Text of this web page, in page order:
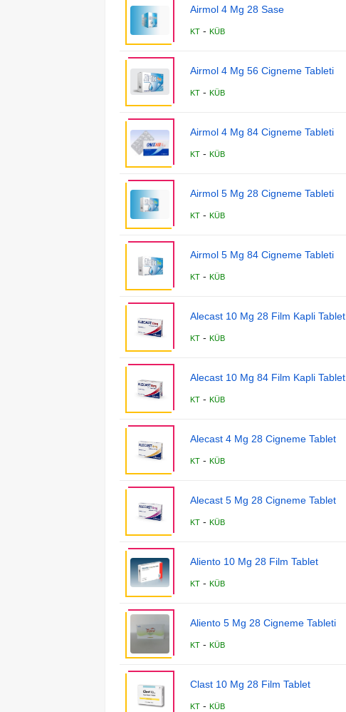
Airmol 4 Mg 28 Sase
KT - KÜB
Airmol 4 Mg 56 Cigneme Tableti
KT - KÜB
Airmol 4 Mg 84 Cigneme Tableti
KT - KÜB
Airmol 5 Mg 28 Cigneme Tableti
KT - KÜB
Airmol 5 Mg 84 Cigneme Tableti
KT - KÜB
Alecast 10 Mg 28 Film Kapli Tablet
KT - KÜB
Alecast 10 Mg 84 Film Kapli Tablet
KT - KÜB
Alecast 4 Mg 28 Cigneme Tablet
KT - KÜB
Alecast 5 Mg 28 Cigneme Tablet
KT - KÜB
Aliento 10 Mg 28 Film Tablet
KT - KÜB
Aliento 5 Mg 28 Cigneme Tableti
KT - KÜB
Clast 10 Mg 28 Film Tablet
KT - KÜB